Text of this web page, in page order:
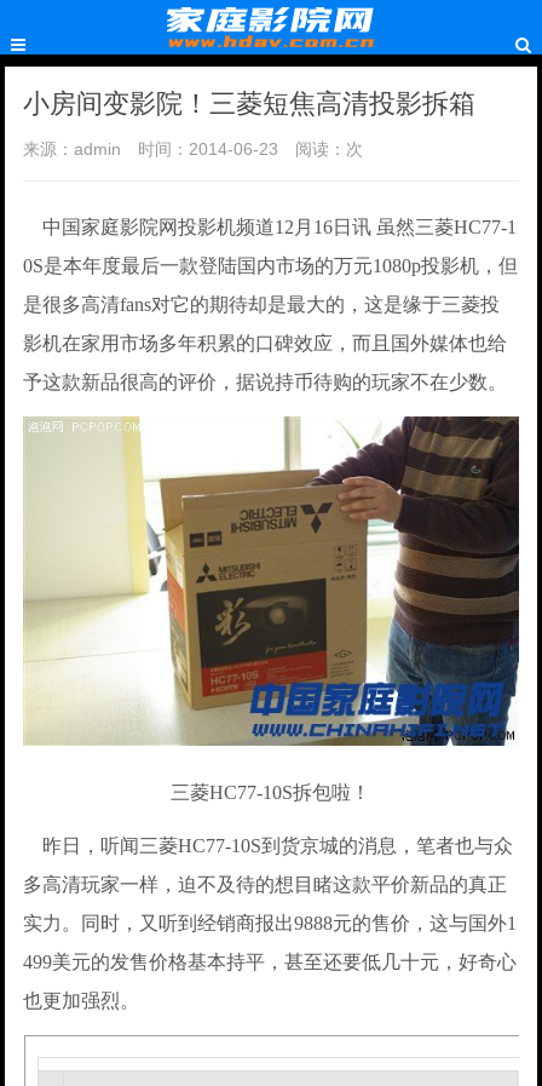
小房间变影院！三菱短焦高清投影拆箱
来源：admin 时间：2014-06-23 阅读： 次
中国家庭影院网投影机频道12月16日讯 虽然三菱HC77-1
0S是本年度最后一款登陆国内市场的万元1080p投影机，但
是很多高清fans对它的期待却是最大的，这是缘于三菱投
影机在家用市场多年积累的口碑效应，而且国外媒体也给
予这款新品很高的评价，据说持币待购的玩家不在少数。
三菱HC77-10S拆包啦！
昨日，听闻三菱HC77-10S到货京城的消息，笔者也与众
多高清玩家一样，迫不及待的想目睹这款平价新品的真正
实力。同时，又听到经销商报出9888元的售价，这与国外1
499美元的发售价格基本持平，甚至还要低几十元，好奇心
也更加强烈。